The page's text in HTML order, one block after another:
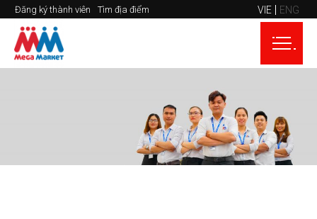
Đăng ký thành viên Tìm địa điểm VIE ENG